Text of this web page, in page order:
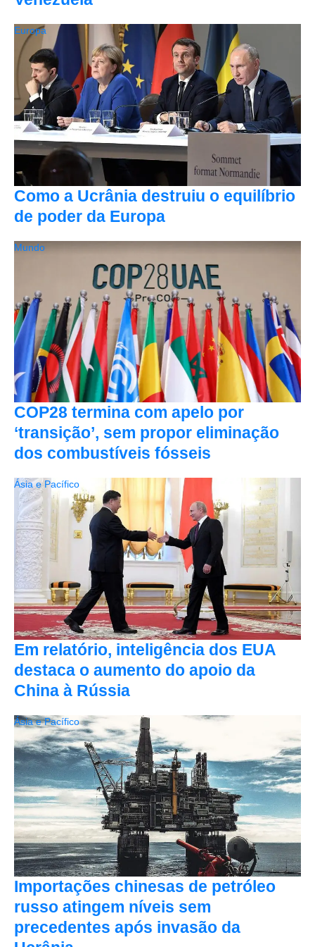
Como a Ucrânia destruiu o equilíbrio
de poder da Europa
Europa
COP28 termina com apelo por
‘transição’, sem propor eliminação
dos combustíveis fósseis
Mundo
Em relatório, inteligência dos EUA
destaca o aumento do apoio da
China à Rússia
Ásia e Pacífico
Importações chinesas de petróleo
russo atingem níveis sem
precedentes após invasão da
Ásia e Pacífico